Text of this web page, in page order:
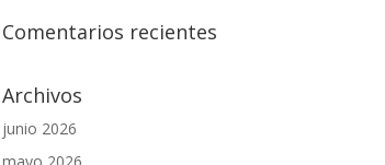
Comentarios recientes
Archivos
junio 2026